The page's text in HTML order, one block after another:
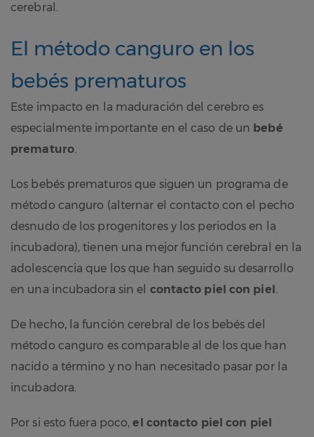
cerebral.
El método canguro en los
bebés prematuros
Este impacto en la maduración del cerebro es
especialmente importante en el caso de un bebé
prematuro.
Los bebés prematuros que siguen un programa de
método canguro (alternar el contacto con el pecho
desnudo de los progenitores y los periodos en la
incubadora), tienen una mejor función cerebral en la
adolescencia que los que han seguido su desarrollo
en una incubadora sin el contacto piel con piel .
De hecho, la función cerebral de los bebés del
método canguro es comparable al de los que han
nacido a término y no han necesitado pasar por la
incubadora.
Por si esto fuera poco,el contacto piel con piel